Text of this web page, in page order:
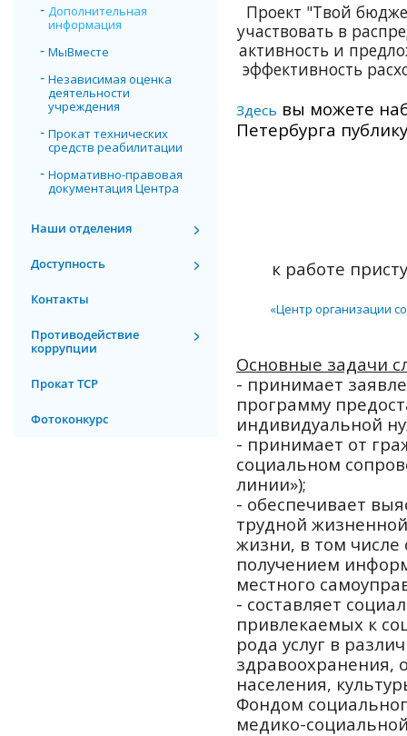
Дополнительная
информация
МыВместе
Независимая оценка
деятельности
учреждения
Прокат технических
средств реабилитации
Нормативно-правовая
документация Центра
Наши отделения
Доступность
Контакты
Противодействие
коррупции
Прокат ТСР
Фотоконкурс
Проект "Твой
участвовать в
активность и
эффективность
Здесь вы можете
Петербурга
к работе
«Центр организации
Основные задачи
- принимает
программу
индивидуальной
- принимает от
социальном
линии»);
- обеспечивает
трудной
жизни, в том числе
получением
местного
- составляет
привлекаемых к
рода услуг в
здравоохранения,
населения,
Фондом
медико-